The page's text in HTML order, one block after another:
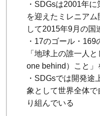
餓を
ゼロ
に
2.2.1
「飢餓
をゼロ
に」の
・SDGsは2001年
を迎えたミレニア
して2015年9月の国
・17のゴール・169
「地球上の誰一人
one behind）こと」
・SDGsでは開発途
象として世界全体
り組んでいる